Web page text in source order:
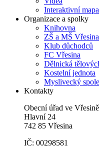
Interaktivní mapa
Organizace a spolky
Knihovna
ZŠ a MŠ Vřesina
Klub důchodců
FC Vřesina
Dělnická
Kostelní jednota
Myslivecký
Kontakty
Obecní úřad ve Vřesině
Hlavní 24
742 85 Vřesina
IČ: 00298581